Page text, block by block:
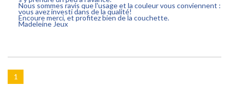
Nous sommes ravis que l'usage et la couleur vous conviennent :
vous avez investi dans de la qualité!
Encoure merci, et profitez bien de la couchette.
Madeleine Jeux
1